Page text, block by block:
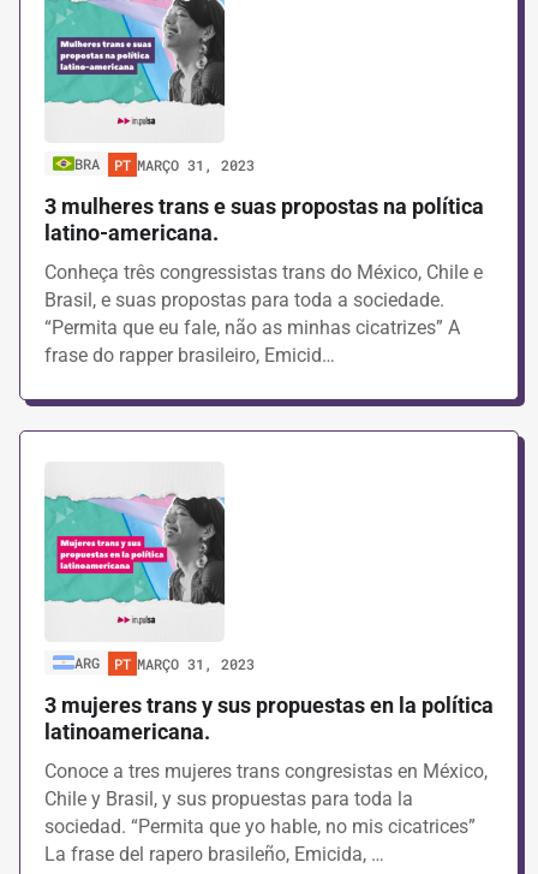
BRA PT MARÇO 31, 2023
3 mulheres trans e suas propostas na política
latino-americana.
Conheça três congressistas trans do México, Chile e
Brasil, e suas propostas para toda a sociedade.
“Permita que eu fale, não as minhas cicatrizes” A
frase do rapper brasileiro, Emicid…
ARG PT MARÇO 31, 2023
3 mujeres trans y sus propuestas en la política
latinoamericana.
Conoce a tres mujeres trans congresistas en México,
Chile y Brasil, y sus propuestas para toda la
sociedad. “Permita que yo hable, no mis cicatrices”
La frase del rapero brasileño, Emicida, …